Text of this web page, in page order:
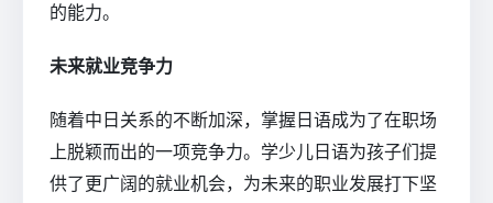
的能力。
未来就业竞争力
随着中日关系的不断加深，掌握日语成为了在职场
上脱颖而出的一项竞争力。学少儿日语为孩子们提
供了更广阔的就业机会，为未来的职业发展打下坚